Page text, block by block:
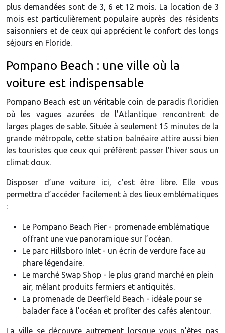
plus demandées sont de 3, 6 et 12 mois. La location de 3
mois est particulièrement populaire auprès des résidents
saisonniers et de ceux qui apprécient le confort des longs
séjours en Floride.
Pompano Beach : une ville où la
voiture est indispensable
Pompano Beach est un véritable coin de paradis floridien
où les vagues azurées de l’Atlantique rencontrent de
larges plages de sable. Située à seulement 15 minutes de la
grande métropole, cette station balnéaire attire aussi bien
les touristes que ceux qui préfèrent passer l’hiver sous un
climat doux.
Disposer d’une voiture ici, c’est être libre. Elle vous
permettra d’accéder facilement à des lieux emblématiques
:
Le Pompano Beach Pier - promenade emblématique
offrant une vue panoramique sur l’océan.
Le parc Hillsboro Inlet - un écrin de verdure face au
phare légendaire.
Le marché Swap Shop - le plus grand marché en plein
air, mêlant produits fermiers et antiquités.
La promenade de Deerfield Beach - idéale pour se
balader face à l’océan et profiter des cafés alentour.